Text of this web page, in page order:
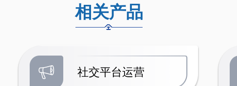
相关产品
社交平台运营